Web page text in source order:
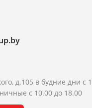
д.105 в будние дни с
с 10.00 до 18.00